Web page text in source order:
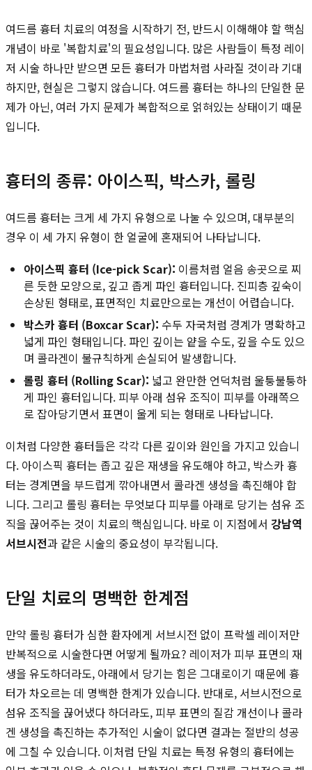
여드름 흉터 치료의 여정을 시작하기 전, 반드시 이해해야 할 핵심
개념이 바로 '복합치료'의 필요성입니다. 많은 사람들이 특정 레이
저 시술 하나만 받으면 모든 흉터가 마법처럼 사라질 것이라 기대
하지만, 현실은 그렇지 않습니다. 여드름 흉터는 하나의 단일한 문
제가 아닌, 여러 가지 문제가 복합적으로 얽혀있는 상태이기 때문
입니다.
흉터의 종류: 아이스픽, 박스카, 롤링
여드름 흉터는 크게 세 가지 유형으로 나눌 수 있으며, 대부분의
경우 이 세 가지 유형이 한 얼굴에 혼재되어 나타납니다.
아이스픽 흉터 (Ice-pick Scar): 이름처럼 얼음 송곳으로 찌
른 듯한 모양으로, 깊고 좁게 파인 흉터입니다. 진피층 깊숙이
손상된 형태로, 표면적인 치료만으로는 개선이 어렵습니다.
박스카 흉터 (Boxcar Scar): 수두 자국처럼 경계가 명확하고
넓게 파인 형태입니다. 파인 깊이는 얕을 수도, 깊을 수도 있으
며 콜라겐이 불규칙하게 손실되어 발생합니다.
롤링 흉터 (Rolling Scar): 넓고 완만한 언덕처럼 울퉁불퉁하
게 파인 흉터입니다. 피부 아래 섬유 조직이 피부를 아래쪽으
로 잡아당기면서 표면이 울게 되는 형태로 나타납니다.
이처럼 다양한 흉터들은 각각 다른 깊이와 원인을 가지고 있습니
다. 아이스픽 흉터는 좁고 깊은 재생을 유도해야 하고, 박스카 흉
터는 경계면을 부드럽게 깎아내면서 콜라겐 생성을 촉진해야 합
니다. 그리고 롤링 흉터는 무엇보다 피부를 아래로 당기는 섬유 조
직을 끊어주는 것이 치료의 핵심입니다. 바로 이 지점에서 강남역
서브시전과 같은 시술의 중요성이 부각됩니다.
단일 치료의 명백한 한계점
만약 롤링 흉터가 심한 환자에게 서브시전 없이 프락셀 레이저만
반복적으로 시술한다면 어떻게 될까요? 레이저가 피부 표면의 재
생을 유도하더라도, 아래에서 당기는 힘은 그대로이기 때문에 흉
터가 차오르는 데 명백한 한계가 있습니다. 반대로, 서브시전으로
섬유 조직을 끊어냈다 하더라도, 피부 표면의 질감 개선이나 콜라
겐 생성을 촉진하는 추가적인 시술이 없다면 결과는 절반의 성공
에 그칠 수 있습니다. 이처럼 단일 치료는 특정 유형의 흉터에는